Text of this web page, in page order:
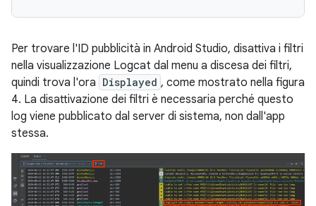
Per trovare l'ID pubblicità in Android Studio, disattiva i filtri
nella visualizzazione Logcat dal menu a discesa dei filtri,
quindi trova l'ora Displayed , come mostrato nella figura
4. La disattivazione dei filtri è necessaria perché questo
log viene pubblicato dal server di sistema, non dall'app
stessa.